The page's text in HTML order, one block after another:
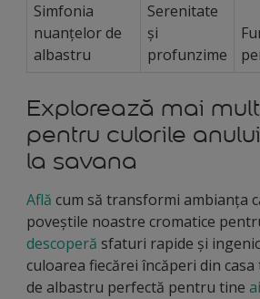
Simfonia
nuanțelor de
albastru
Serenitate
și
profunzime
Explorează mai
pentru culorile
la savana
Află cum să transformi ambianța
poveștile noastre cromatice
descoperă sfaturi rapide și
culoarea fiecărei încăperi din
de albastru perfectă pentru tine